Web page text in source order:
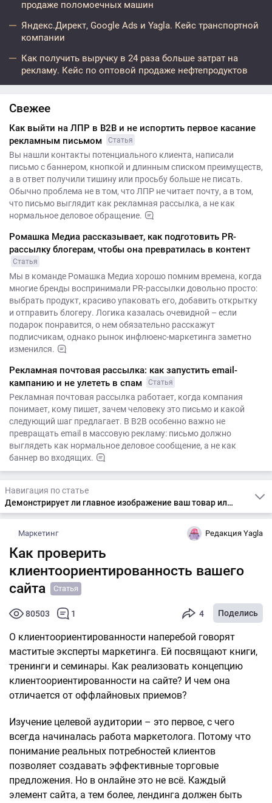
продаже поломоечных машин
Яндекс.Директ, Google Ads и Yagla. Кейс транспортной
компании
Как получить выручку в 24 раза больше затрат на
рекламу. Кейс по оптовой продаже нефтепродуктов
Свежее
Как выйти на ЛПР в B2B и не испортить первое касание
рекламным письмом
Статья
Вы нашли контакты потенциального клиента, написали
письмо с баннером, кнопкой и длинным списком преимуществ,
а в ответ получили тишину или просьбу больше не писать.
Обычно проблема не в том, что ЛПР не читает почту, а в том,
что письмо выглядит как рекламная рассылка, а не как
нормальное деловое обращение.
Ромашка Медиа рассказывает, как подготовить PR-
рассылку блогерам, чтобы она превратилась в контент
Статья
Мы в команде Ромашка Медиа хорошо помним времена, когда
многие бренды воспринимали PR-рассылки довольно просто:
выбрать продукт, красиво упаковать его, добавить открытку
и отправить блогеру. Логика казалась очевидной – если
подарок понравится, о нем обязательно расскажут
подписчикам, однако рынок инфлюенс-маркетинга заметно
изменился.
Рекламная почтовая рассылка: как запустить email-
кампанию и не улететь в спам
Статья
Рекламная почтовая рассылка работает, когда компания
понимает, кому пишет, зачем человеку это письмо и какой
следующий шаг предлагает. В B2B особенно важно не
превращать email в массовую рекламу: письмо должно
выглядеть как нормальное деловое сообщение, а не как
баннер во входящих.
Навигация по статье
Демонстрирует ли главное изображение ваш товар или услугу?
Маркетинг Редакция Yagla
Как проверить
клиентоориентированность вашего
сайта
Статья
80503 1 4 Поделись
О клиентоориентированности наперебой говорят
маститые эксперты маркетинга. Ей посвящают книги,
тренинги и семинары. Как реализовать концепцию
клиентоориентированности на сайте? И чем она
отличается от оффлайновых приемов?
Изучение целевой аудитории – это первое, с чего
всегда начиналась работа маркетолога. Потому что
понимание реальных потребностей клиентов
позволяет создавать эффективные торговые
предложения. Но в онлайне это не всё. Каждый
элемент сайта, а тем более, лендинга должен быть